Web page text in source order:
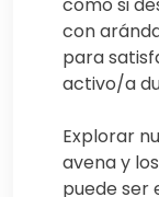
con
para
activo/a
Explorar
avena y
puede ser